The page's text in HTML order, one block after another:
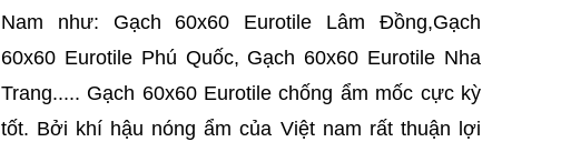
Nam như: Gạch 60x60 Eurotile Lâm Đồng,Gạch
60x60 EurotilePhú Quốc, Gạch 60x60 Eurotile Nha
Trang..... Gạch 60x60 Eurotile chống ẩm mốc cực kỳ
tốt. Bởi khí hậu nóng ẩm của Việt nam rất thuận lợi